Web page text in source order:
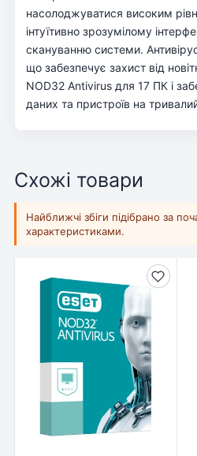
насолоджуватися високим
інтуїтивно зрозумілому
скануванню системи.
що забезпечує захист від
NOD32 Antivirus для 17 ПК і
даних та пристроїв на
Схожі товари
Найближчі збіги підібрано за
характеристиками.